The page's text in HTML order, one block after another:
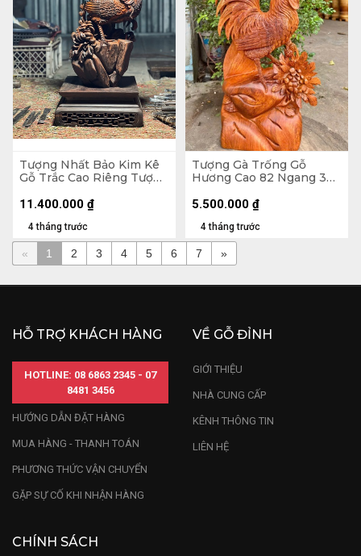
Tượng Nhất Bảo Kim Kê
Gỗ Trắc Cao Riêng Tượng
22x22x10 (cm)
4 tháng trước
11.400.000 ₫
Tượng Gà Trống Gỗ
Hương Cao 82 Ngang 36
4 tháng trước
5.500.000 ₫
« 1 2 3 4 5 6 7 »
HỖ TRỢ KHÁCH HÀNG
HOTLINE: 08 6863 2345 - 07
8481 3456
HƯỚNG DẪN ĐẶT HÀNG
MUA HÀNG - THANH TOÁN
PHƯƠNG THỨC VẬN CHUYỂN
GẶP SỰ CỐ KHI NHẬN HÀNG
VỀ GỖ ĐỈNH
GIỚI THIỆU
NHÀ CUNG CẤP
KÊNH THÔNG TIN
LIÊN HỆ
CHÍNH SÁCH